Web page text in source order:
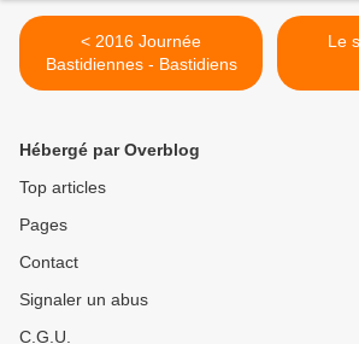
< 2016 Journée
Bastidiennes - Bastidiens
Hébergé par Overblog
Top articles
Pages
Contact
Signaler un abus
C.G.U.